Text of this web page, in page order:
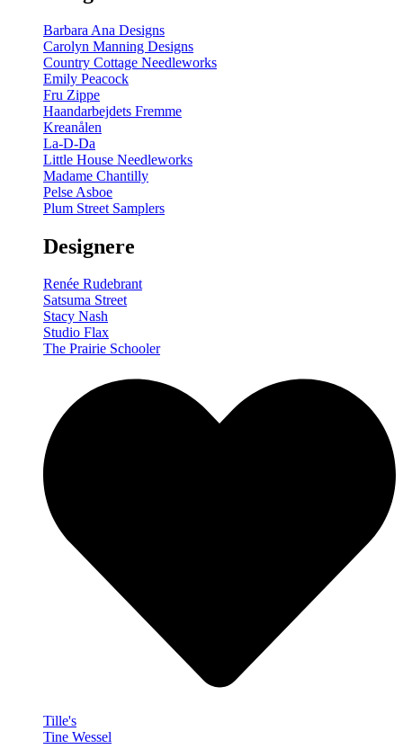
Barbara Ana Designs
Carolyn Manning Designs
Country Cottage Needleworks
Emily Peacock
Fru Zippe
Haandarbejdets Fremme
Kreanålen
La-D-Da
Little House Needleworks
Madame Chantilly
Pelse Asboe
Plum Street Samplers
Designere
Renée Rudebrant
Satsuma Street
Stacy Nash
Studio Flax
The Prairie Schooler
Tille's
Tine Wessel